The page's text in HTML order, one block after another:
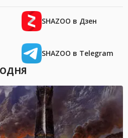
SHAZOO в Дзен
SHAZOO в Telegram